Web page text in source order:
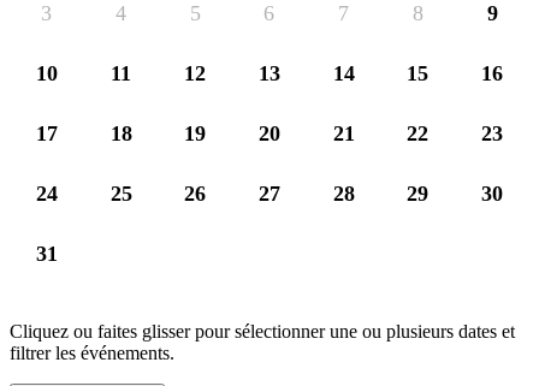
3 4 5 6 7 8 9
10 11 12 13 14 15 16
17 18 19 20 21 22 23
24 25 26 27 28 29 30
31
Cliquez ou faites glisser pour sélectionner une ou plusieurs dates et
filtrer les événements.